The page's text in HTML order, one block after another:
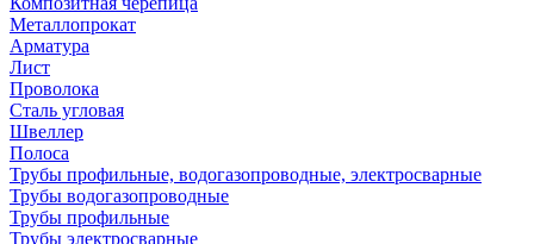
Металлопрокат
Арматура
Лист
Проволока
Сталь угловая
Швеллер
Полоса
Трубы профильные, водогазопроводные, электросварные
Трубы водогазопроводные
Трубы профильные
Трубы электросварные